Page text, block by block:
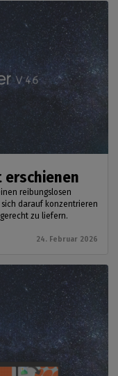
erschienen
reibungslosen
darauf konzentrieren
zu liefern.
24. Februar 2026